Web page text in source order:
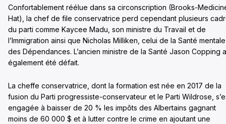
Confortablement réélue dans sa circonscription (Brooks-
Hat), la chef de file conservatrice perd cependant plusieurs
du parti comme Kaycee Madu, son ministre du Travail et de
l’Immigration ainsi que Nicholas Milliken, celui de la Santé
des Dépendances. L’ancien ministre de la Santé Jason Copping a
également été défait.
La cheffe conservatrice, dont la formation est née en 2017 de la
fusion du Parti progressiste-conservateur et le Parti Wildrose,
engagée à baisser de 20 % les impôts des Albertains gagnant
moins de 60 000 $ et à lutter contre le crime en ajoutant une